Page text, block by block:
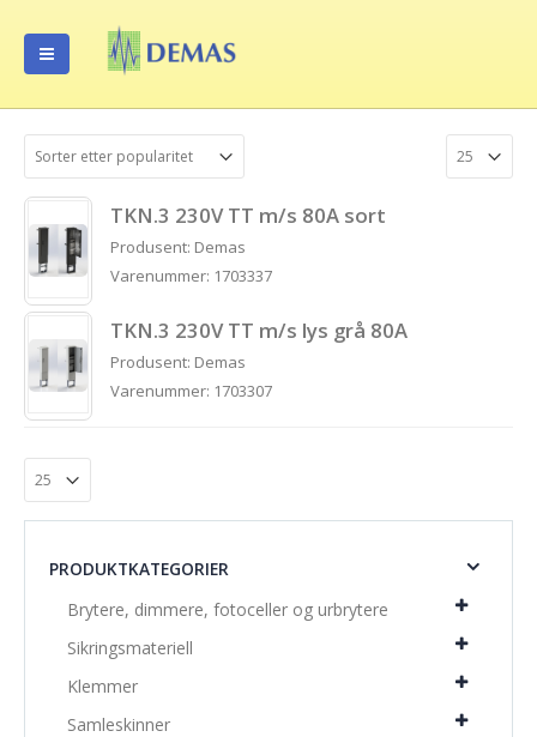
TKN.3 230V TT m/s 80A sort
Produsent: Demas
Varenummer: 1703337
TKN.3 230V TT m/s lys grå 80A
Produsent: Demas
Varenummer: 1703307
PRODUKTKATEGORIER
Brytere, dimmere, fotoceller og urbrytere
Sikringsmateriell
Klemmer
Samleskinner